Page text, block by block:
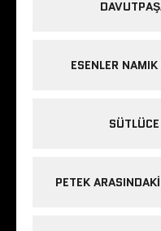
ESENLER
PETEK